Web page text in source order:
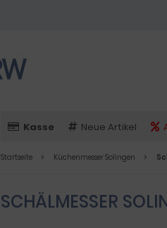
Kasse Neue Artikel
Startseite Küchenmesser Solingen
SCHÄLMESSER